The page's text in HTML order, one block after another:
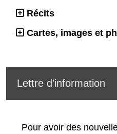
Récits
Cartes, images et
Lettre d'information
Pour avoir des